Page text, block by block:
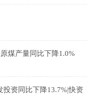
煤产量同比下降1.0%
资同比下降13.7%|快资